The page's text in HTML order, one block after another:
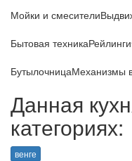
Мойки и смесители
Бытовая техникаРейлинги
БутылочницаМеханизмы
Данная
категориях:
венге